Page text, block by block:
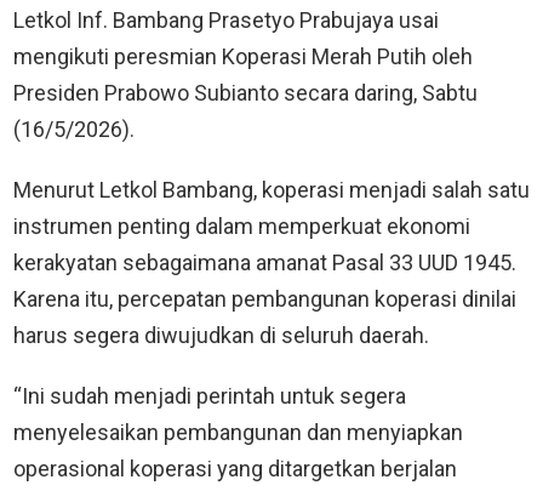
Letkol Inf. Bambang Prasetyo Prabujaya usai
mengikuti peresmian Koperasi Merah Putih oleh
Presiden Prabowo Subianto secara daring, Sabtu
(16/5/2026).
Menurut Letkol Bambang, koperasi menjadi salah satu
instrumen penting dalam memperkuat ekonomi
kerakyatan sebagaimana amanat Pasal 33 UUD 1945.
Karena itu, percepatan pembangunan koperasi dinilai
harus segera diwujudkan di seluruh daerah.
“Ini sudah menjadi perintah untuk segera
menyelesaikan pembangunan dan menyiapkan
operasional koperasi yang ditargetkan berjalan